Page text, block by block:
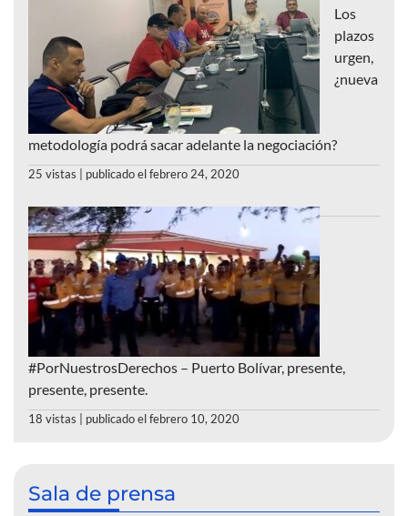
Los
plazos
urgen,
¿nueva
metodología podrá sacar adelante la negociación?
25 vistas publicado el febrero 24, 2020
#PorNuestrosDerechos – Puerto Bolívar, presente,
presente, presente.
18 vistas publicado el febrero 10, 2020
Sala de prensa